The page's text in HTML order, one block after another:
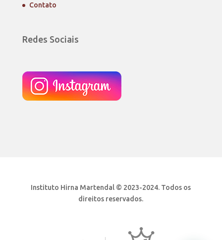
Contato
Redes Sociais
Instituto Hirna Martendal © 2023-2024. Todos os
direitos reservados.